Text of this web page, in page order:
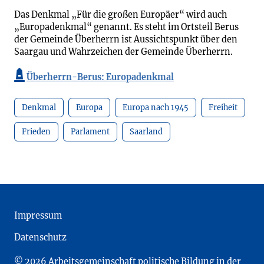
Das Denkmal „Für die großen Europäer“ wird auch
„Europadenkmal“ genannt. Es steht im Ortsteil Berus
der Gemeinde Überherrn ist Aussichtspunkt über den
Saargau und Wahrzeichen der Gemeinde Überherrn.
Überherrn-Berus: Europadenkmal
Denkmal Europa Europa nach 1945 Freiheit
Frieden Parlament Saarland
Impressum
Datenschutz
© 2026 Arbeitsgemeinschaft politische Bildung in der